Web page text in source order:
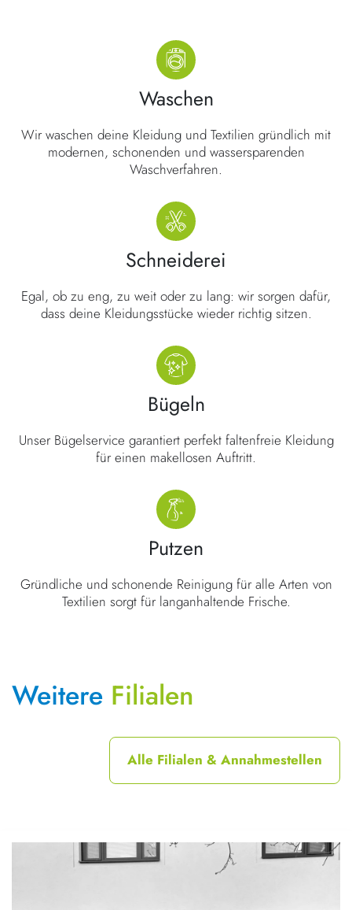
Waschen
Wir waschen deine Kleidung und Textilien gründlich mit
modernen, schonenden und wassersparenden
Waschverfahren.
Schneiderei
Egal, ob zu eng, zu weit oder zu lang: wir sorgen dafür,
dass deine Kleidungsstücke wieder richtig sitzen.
Bügeln
Unser Bügelservice garantiert perfekt faltenfreie Kleidung
für einen makellosen Auftritt.
Putzen
Gründliche und schonende Reinigung für alle Arten von
Textilien sorgt für langanhaltende Frische.
Weitere Filialen
Alle Filialen & Annahmestellen